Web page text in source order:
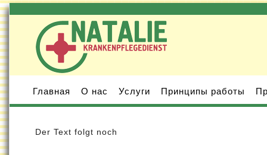
Главная О нас Услуги Принципы работы
Der Text folgt noch